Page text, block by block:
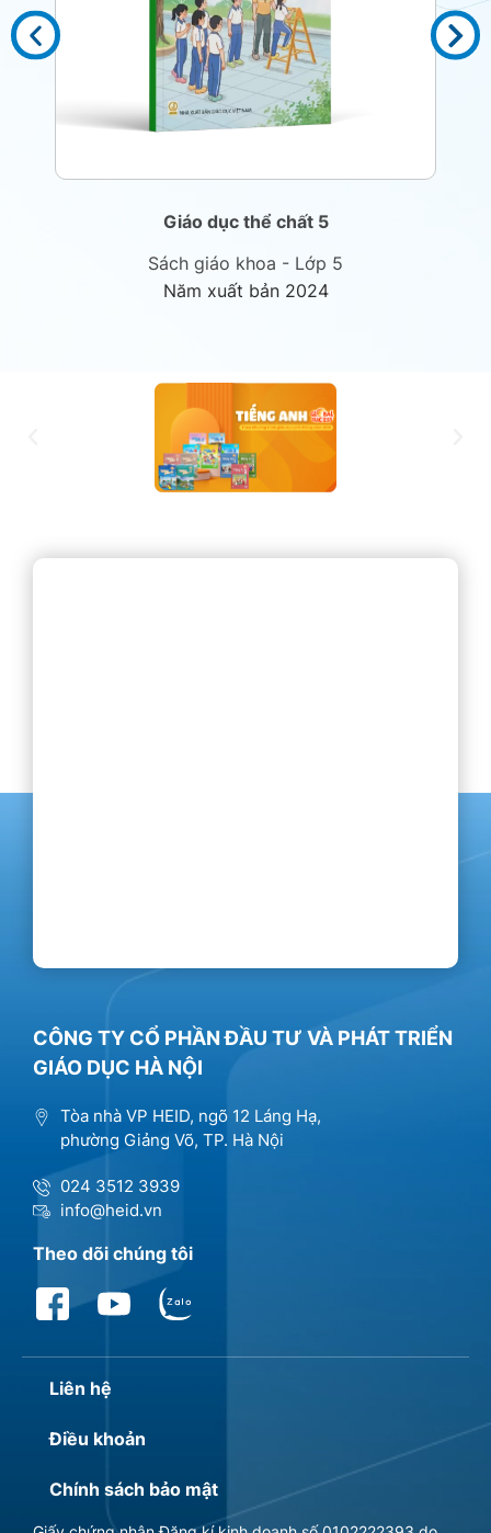
Giáo dục thể chất 5
Sách giáo khoa - Lớp 5
Năm xuất bản 2024
CÔNG TY CỔ PHẦN ĐẦU TƯ VÀ PHÁT TRIỂN
GIÁO DỤC HÀ NỘI
Tòa nhà VP HEID, ngõ 12 Láng Hạ,
phường Giảng Võ, TP. Hà Nội
024 3512 3939
info@heid.vn
Theo dõi chúng tôi
Liên hệ
Điều khoản
Chính sách bảo mật